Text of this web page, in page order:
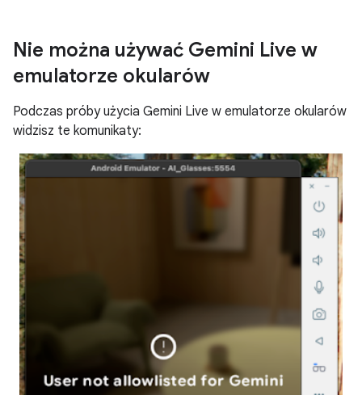
Nie można używać Gemini Live w
emulatorze okularów
Podczas próby użycia Gemini Live w emulatorze okularów
widzisz te komunikaty: